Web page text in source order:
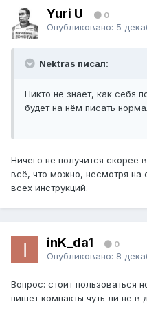
Yuri U 0
Опубликовано: 5
Nektras писал:
Никто не знает, как себя
будет на нём писать
Ничего не получится скорее
всё, что можно, несмотря
всех инструкций.
inK_da1 0
Опубликовано: 8
Вопрос: стоит пользоваться
пишет компакты чуть ли не в